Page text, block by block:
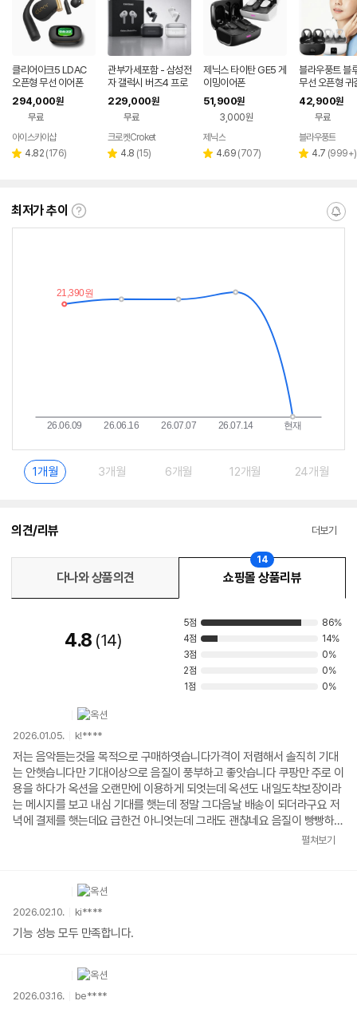
클리어아크5 LDAC
오픈형 무선 이어폰
294,000원
무료
페이
아이스카이샵
별 4.82 리
(176)
관부가세포함 - 삼성전
자 갤럭시 버즈4 프로
R640 노이즈캔슬링
ANC 블루투스 무선
이어폰 관세포함
229,000원
무료
크로켓Croket
별 4.8 리
(15)
제닉스 타이탄 GE5 게
이밍이어폰
51,900원
3,000원
페이
제닉스
별 4.69 리
(707)
블라우풍트 블
무선 오픈형 귀
찌형 이어폰 귀
이어클립 러닝
어폰
42,900원
무료
페
블라우풍트
별 4.7 리
(999+)
최저가 추이
최
란?
알
1개월 3개월 6개월 12개월 24개월
의견/리뷰 더보기
다나와 상품의견 쇼핑몰 상품리뷰
14
4.8 14
5점
86%
4점
14%
3점
0%
2점
0%
1점
0%
2026.01.05. k!****
저는 음악듣는것을 목적으로 구매하엿습니다가격이 저렴해서 솔직히 기대
는 안햇습니다만 기대이상으로 음질이 풍부하고 좋앗습니다 쿠팡만 주로 이
용을 하다가 옥션을 오랜만에 이용하게 되엇는데 옥션도 내일도착보장이라
는 메시지를 보고 내심 기대를 햇는데 정말 그다음날 배송이 되더라구요 저
녁에 결제를 햇는데요 급한건 아니엇는데 그래도 괜찮네요 음질이 빵빵하고
머 에어팟이나 버즈같은것까지는 아니지만 가격대비 우수한 음질과 통화품
펼쳐보기
2026.02.10. ki****
기능 성능 모두 만족합니다.
2026.03.16. be****